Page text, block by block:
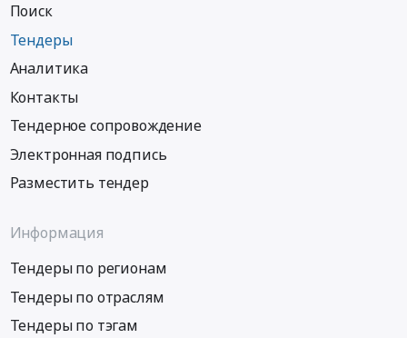
Поиск
Тендеры
Аналитика
Контакты
Тендерное сопровождение
Электронная подпись
Разместить тендер
Информация
Тендеры по регионам
Тендеры по отраслям
Тендеры по тэгам